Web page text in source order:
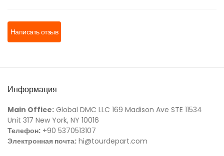
Написать отзыв
Информация
Main Office: Global DMC LLC 169 Madison Ave STE 11534
Unit 317 New York, NY 10016
Телефон: +90 5370513107
Электронная почта: hi@tourdepart.com